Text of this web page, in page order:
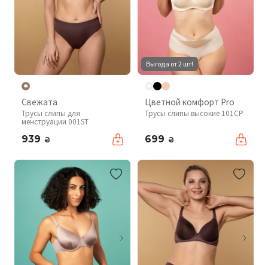
Свежата
Трусы слипы для
менструации 001ST
939 ₴
Выгода от 2 шт!
Цветной комфорт Pro
Трусы слипы высокие 101CP
699 ₴